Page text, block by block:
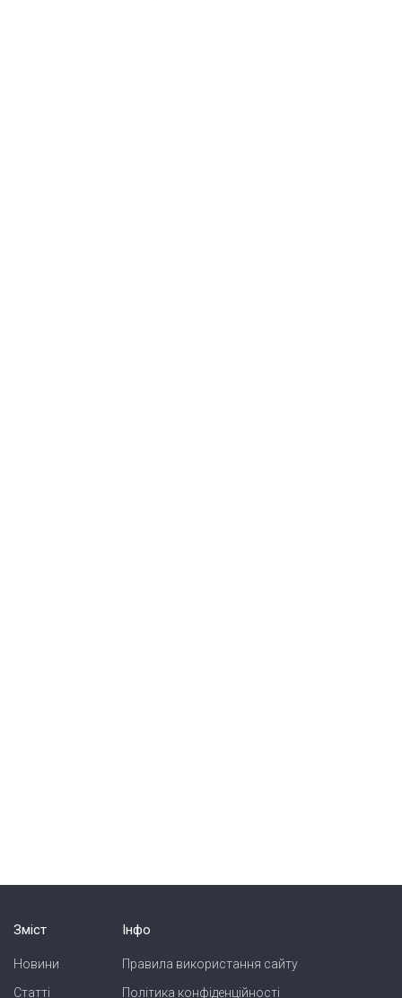
Зміст
Новини
Статті
Інфо
Правила використання сайту
Політика конфіденційності